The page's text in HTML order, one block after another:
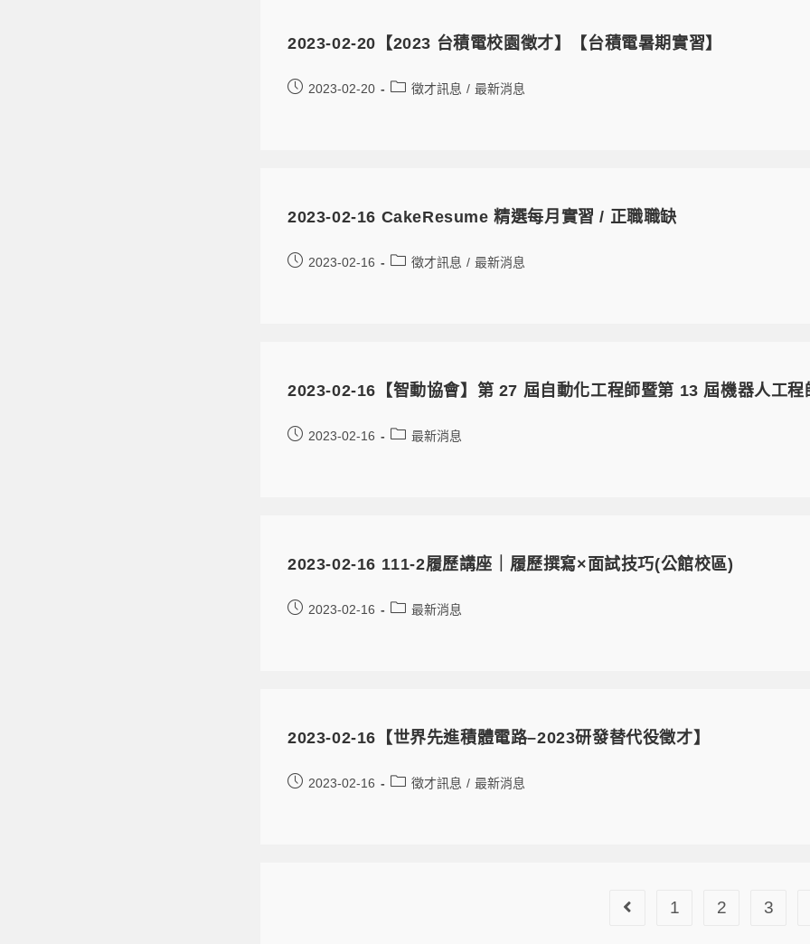
2023-02-20【2023 台積電校園徵才】【台積電暑期實習】
2023-02-20 徵才訊息 / 最新消息
2023-02-16 CakeResume 精選每月實習 / 正職職缺
2023-02-16 徵才訊息 / 最新消息
2023-02-16【智動協會】第 27 屆自動化工程師暨第 13 屆機器人工程
2023-02-16 最新消息
2023-02-16 111-2履歷講座｜履歷撰寫×面試技巧(公館校區)
2023-02-16 最新消息
2023-02-16【世界先進積體電路–2023研發替代役徵才】
2023-02-16 徵才訊息 / 最新消息
1 2 3